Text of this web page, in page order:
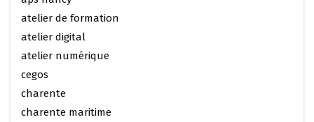
atelier de formation
atelier digital
atelier numérique
cegos
charente
charente maritime